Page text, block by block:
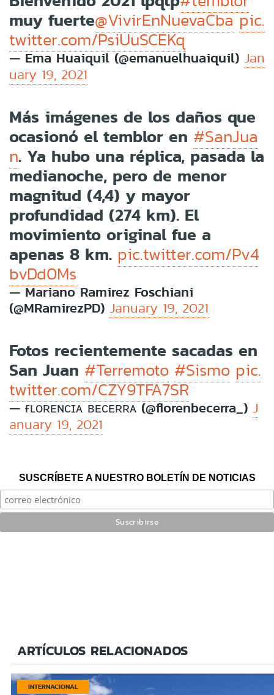
muy fuerte@VivirEnNuevaCba pic.
twitter.com/PsiUuSCEKq
— Ema Huaiquil (@emanuelhuaiquil) Jan
uary 19, 2021
Más imágenes de los daños que
ocasionó el temblor en #SanJua
n. Ya hubo una réplica, pasada la
medianoche, pero de menor
magnitud (4,4) y mayor
profundidad (274 km). El
movimiento original fue a
apenas 8 km. pic.twitter.com/Pv4
bvDd0Ms
— Mariano Ramirez Foschiani
(@MRamirezPD) January 19, 2021
Fotos recientemente sacadas en
San Juan #Terremoto #Sismo pic.
twitter.com/CZY9TFA7SR
— ғʟᴏʀᴇɴᴄɪᴀ ʙᴇᴄᴇʀʀᴀ (@florenbecerra_) J
anuary 19, 2021
SUSCRÍBETE A NUESTRO BOLETÍN DE NOTICIAS
ARTÍCULOS RELACIONADOS
INTERNACIONAL